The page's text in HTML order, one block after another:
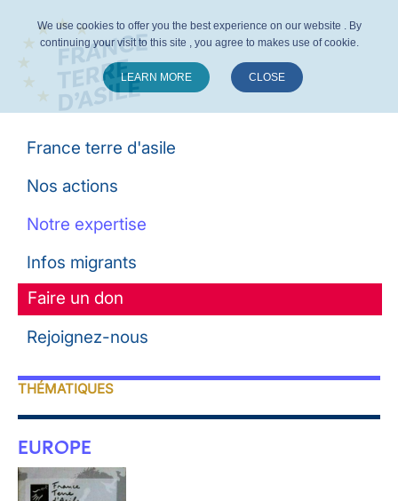
France terre d'asile
Nos actions
Notre expertise
Infos migrants
Faire un don
Rejoignez-nous
THÉMATIQUES
EUROPE
We use cookies to offer you the best experience on our website . By
continuing your visit to this site , you agree to makes use of cookie.
LEARN MORE CLOSE